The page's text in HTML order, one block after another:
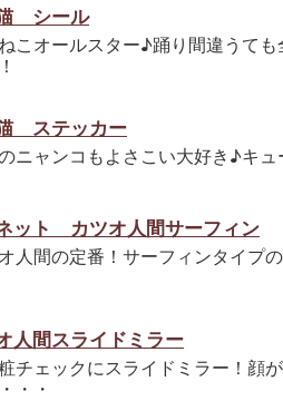
シール
こオールスター♪踊り間違うて
ステッカー
ニャンコもよさこい大好き♪キュ
ット カツオ人間サーフィン
人間の定番！サーフィンタイプ
人間スライドミラー
チェックにスライドミラー！顔
・・